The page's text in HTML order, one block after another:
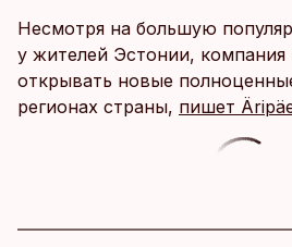
Несмотря на большую
у жителей Эстонии, компания
открывать новые
регионах страны, пишет